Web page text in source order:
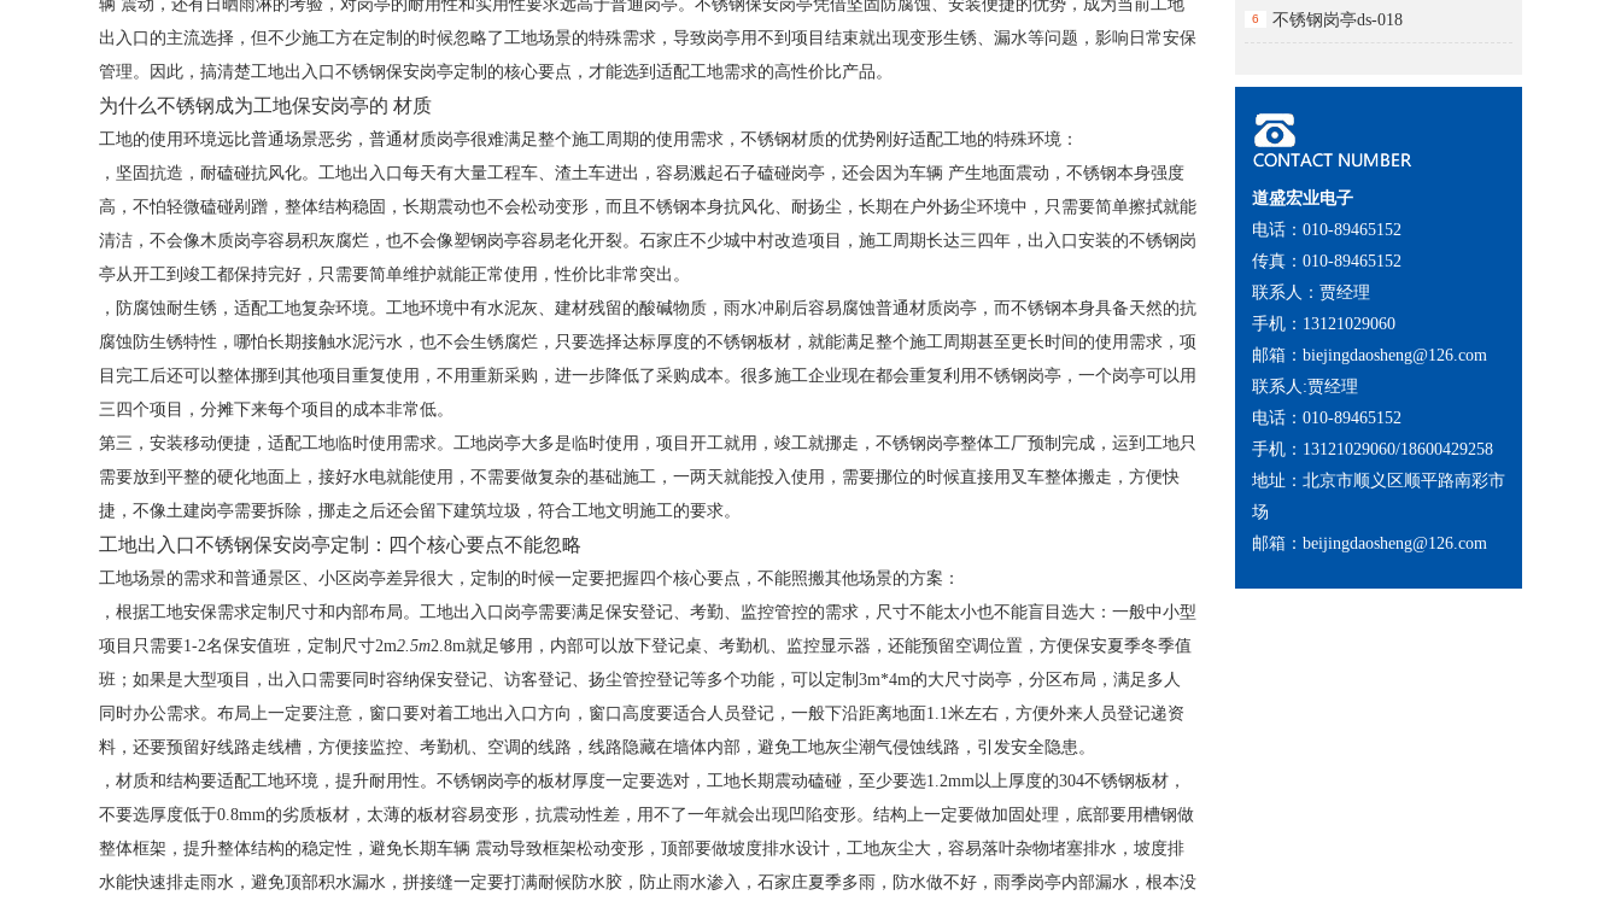
辆 震动，还有日晒雨淋的考验，对岗亭的耐用性和实用性要求远高于普通岗亭。不锈钢保安岗亭凭借坚固防腐蚀、安装便捷的优势，成为当前工地
出入口的主流选择，但不少施工方在定制的时候忽略了工地场景的特殊需求，导致岗亭用不到项目结束就出现变形生锈、漏水等问题，影响日常安保
管理。因此，搞清楚工地出入口不锈钢保安岗亭定制的核心要点，才能选到适配工地需求的高性价比产品。
为什么不锈钢成为工地保安岗亭的 材质
工地的使用环境远比普通场景恶劣，普通材质岗亭很难满足整个施工周期的使用需求，不锈钢材质的优势刚好适配工地的特殊环境：
，坚固抗造，耐磕碰抗风化。工地出入口每天有大量工程车、渣土车进出，容易溅起石子磕碰岗亭，还会因为车辆 产生地面震动，不锈钢本身强度
高，不怕轻微磕碰剐蹭，整体结构稳固，长期震动也不会松动变形，而且不锈钢本身抗风化、耐扬尘，长期在户外扬尘环境中，只需要简单擦拭就能
清洁，不会像木质岗亭容易积灰腐烂，也不会像塑钢岗亭容易老化开裂。石家庄不少城中村改造项目，施工周期长达三四年，出入口安装的不锈钢岗
亭从开工到竣工都保持完好，只需要简单维护就能正常使用，性价比非常突出。
，防腐蚀耐生锈，适配工地复杂环境。工地环境中有水泥灰、建材残留的酸碱物质，雨水冲刷后容易腐蚀普通材质岗亭，而不锈钢本身具备天然的抗
腐蚀防生锈特性，哪怕长期接触水泥污水，也不会生锈腐烂，只要选择达标厚度的不锈钢板材，就能满足整个施工周期甚至更长时间的使用需求，项
目完工后还可以整体挪到其他项目重复使用，不用重新采购，进一步降低了采购成本。很多施工企业现在都会重复利用不锈钢岗亭，一个岗亭可以用
三四个项目，分摊下来每个项目的成本非常低。
第三，安装移动便捷，适配工地临时使用需求。工地岗亭大多是临时使用，项目开工就用，竣工就挪走，不锈钢岗亭整体工厂预制完成，运到工地只
需要放到平整的硬化地面上，接好水电就能使用，不需要做复杂的基础施工，一两天就能投入使用，需要挪位的时候直接用叉车整体搬走，方便快
捷，不像土建岗亭需要拆除，挪走之后还会留下建筑垃圾，符合工地文明施工的要求。
工地出入口不锈钢保安岗亭定制：四个核心要点不能忽略
工地场景的需求和普通景区、小区岗亭差异很大，定制的时候一定要把握四个核心要点，不能照搬其他场景的方案：
，根据工地安保需求定制尺寸和内部布局。工地出入口岗亭需要满足保安登记、考勤、监控管控的需求，尺寸不能太小也不能盲目选大：一般中小型
项目只需要1-2名保安值班，定制尺寸2m2.5m2.8m就足够用，内部可以放下登记桌、考勤机、监控显示器，还能预留空调位置，方便保安夏季冬季值
班；如果是大型项目，出入口需要同时容纳保安登记、访客登记、扬尘管控登记等多个功能，可以定制3m*4m的大尺寸岗亭，分区布局，满足多人
同时办公需求。布局上一定要注意，窗口要对着工地出入口方向，窗口高度要适合人员登记，一般下沿距离地面1.1米左右，方便外来人员登记递资
料，还要预留好线路走线槽，方便接监控、考勤机、空调的线路，线路隐藏在墙体内部，避免工地灰尘潮气侵蚀线路，引发安全隐患。
，材质和结构要适配工地环境，提升耐用性。不锈钢岗亭的板材厚度一定要选对，工地长期震动磕碰，至少要选1.2mm以上厚度的304不锈钢板材，
不要选厚度低于0.8mm的劣质板材，太薄的板材容易变形，抗震动性差，用不了一年就会出现凹陷变形。结构上一定要做加固处理，底部要用槽钢做
整体框架，提升整体结构的稳定性，避免长期车辆 震动导致框架松动变形，顶部要做坡度排水设计，工地灰尘大，容易落叶杂物堵塞排水，坡度排
水能快速排走雨水，避免顶部积水漏水，拼接缝一定要打满耐候防水胶，防止雨水渗入，石家庄夏季多雨，防水做不好，雨季岗亭内部漏水，根本没
6 不锈钢岗亭ds-018
道盛宏业电子
电话：010-89465152
传真：010-89465152
联系人：贾经理
手机：13121029060
邮箱：biejingdaosheng@126.com
联系人:贾经理
电话：010-89465152
手机：13121029060/18600429258
地址：北京市顺义区顺平路南彩市
场
邮箱：beijingdaosheng@126.com